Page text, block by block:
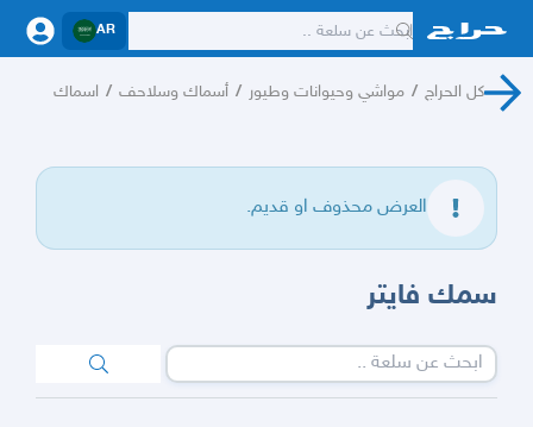
AR
كل الحراج / مواشي وحيوانات وطيور / أسماك وسلاحف / اسماك
العرض محذوف او قديم.
سمك فايتر